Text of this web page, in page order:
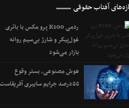
آفتاب حقوقی
ردمی K100 پرو مکس با باتری
غول‌پیکر و شارژ بی‌سیم روانه
بازار می‌شود
هوش مصنوعی، بستر وقوع
۵۵درصد جرایم سایبری آفریقاست